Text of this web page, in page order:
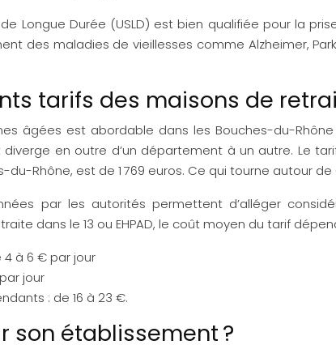
de Longue Durée (USLD) est bien qualifiée pour la
des maladies de vieillesses comme Alzheimer,
tarifs des maisons de
âgées est abordable dans les Bouches-du-
en outre d’un département à un autre. Le
du-Rhône, est de 1 769 euros. Ce qui tourne autour de
par les autorités permettent d’alléger
dans le 13 ou EHPAD, le coût moyen du tarif
4 à 6 € par jour
jour
: de 16 à 23 €.
son établissement ?